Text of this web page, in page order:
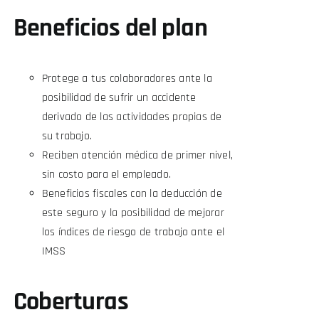
Beneficios del plan
Protege a tus colaboradores ante la
posibilidad de sufrir un accidente
derivado de las actividades propias de
su trabajo.
Reciben atención médica de primer nivel,
sin costo para el empleado.
Beneficios fiscales con la deducción de
este seguro y la posibilidad de mejorar
los índices de riesgo de trabajo ante el
IMSS
Coberturas